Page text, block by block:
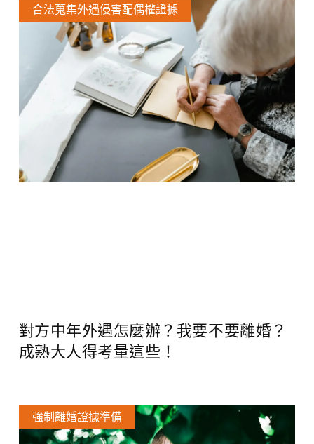
合法蒐集外遇侵害配偶權證據
對方中年外遇怎麼辦？我要不要離婚？
成熟大人得考量這些！
強制離婚證據準備